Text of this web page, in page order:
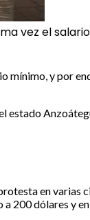
vez el
y por
en varias
200 dólares y